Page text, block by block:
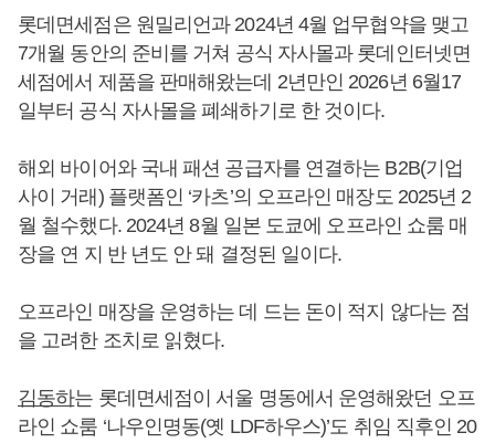
롯데면세점은 원밀리언과 2024년 4월 업무협약을 맺고
7개월 동안의 준비를 거쳐 공식 자사몰과 롯데인터넷면
세점에서 제품을 판매해왔는데 2년만인 2026년 6월17
일부터 공식 자사몰을 폐쇄하기로 한 것이다.
해외 바이어와 국내 패션 공급자를 연결하는 B2B(기업
사이 거래) 플랫폼인 ‘카츠’의 오프라인 매장도 2025년 2
월 철수했다. 2024년 8월 일본 도쿄에 오프라인 쇼룸 매
장을 연 지 반 년도 안 돼 결정된 일이다.
오프라인 매장을 운영하는 데 드는 돈이 적지 않다는 점
을 고려한 조치로 읽혔다.
김동하는 롯데면세점이 서울 명동에서 운영해왔던 오프
라인 쇼룸 ‘나우인명동(옛 LDF하우스)’도 취임 직후인 20